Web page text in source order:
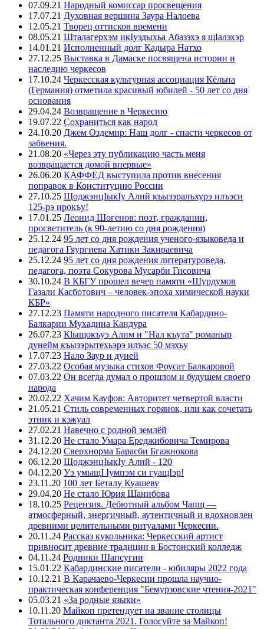
07.09.21 Народный комиссар просвещения
17.07.21 Духовная вершина Заура Налоева
12.05.21 Творец оттисков времени
08.05.21 Шталагерхэм икIуэдыхьа Абазэхэ я щIалэхэр
14.01.21 Исполненный долг Кадыра Натхо
27.12.25 Выставка в Дамаске посвящена истории и
наследию черкесов
17.10.24 Черкесская культурная ассоциация Кёльна
(Германия) отметила красивый юбилей - 50 лет со дня
основания
29.04.24 Возвращение в Черкесию
19.07.22 Сохраниться как народ
24.10.20 Джем Оздемир: Наш долг - спасти черкесов от
забвения.
21.08.20 «Через эту публикацию часть меня
возвращается домой впервые»
26.06.20 КАФФЕД выступила против внесения
поправок в Конституцию России
27.10.25 ЩоджэнцIыкIу Алий къызэралъхурэ илъэси
125-рэ ирокъу!
17.01.25 Леонид Шогенов: поэт, гражданин,
просветитель (к 90-летию со дня рождения)
25.12.24 95 лет со дня рождения ученого-языковеда и
педагога Гяургиева Хатики Закираевича
25.12.24 95 лет со дня рождения литературоведа,
педагога, поэта Сокурова Мусарби Гисовича
30.10.24 В КБГУ прошел вечер памяти «Шурдумов
Газали Касботович – человек-эпоха химической науки
КБР»
27.12.23 Памяти народного писателя Кабардино-
Балкарии Мухадина Кандура
26.07.23 Кlыщокъуэ Алим и "Нал къута" романыр
дунейм къызэрытехьэрэ илъэс 50 мэхъу
17.07.23 Нало Заур и дуней
27.03.22 Особая музыка стихов Фоусат Балкаровой
07.03.22 Он всегда думал о прошлом и будущем своего
народа
20.02.22 Хачим Кауфов: Авторитет четвертой власти
21.05.21 Стиль современных горянок, или как сочетать
этник и кэжуал
27.02.21 Навечно с родной землёй
31.12.20 Не стало Умара Ереджибовича Темирова
24.12.20 Сверхнорма Барасби Бгажнокова
06.12.20 ЩоджэнцIыкIу Алий - 120
04.12.20 Уэ умыщI Iумпэм си гуащIэр!
23.11.20 100 лет Беталу Куашеву
29.04.20 Не стало Юрия Шанибова
18.10.25 Рецензия. Дебютный альбом Чапщ —
атмосферный, энергичный, аутентичный и вдохновлен
древними целительными ритуалами Черкесии.
20.11.24 Рассказ кукольника: Черкесский артист
привносит древние традиции в Бостонский колледж
04.11.24 Родники Шапсугии
15.01.22 Кабардинские писатели - юбиляры 2022 года
10.12.21 В Карачаево-Черкесии прошла научно-
практическая конференция "Бемурзовские чтения-2021"
05.03.21 «За родные языки»
10.11.20 Майкоп претендует на звание столицы
Тотального диктанта 2021. Голосуйте за Майкоп!